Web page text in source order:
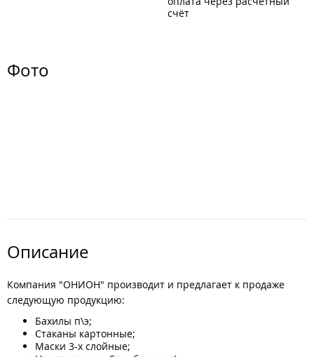
счёт
Фото
Описание
Компания "ОНИОН" производит и предлагает к продаже
следующую продукцию:
Бахилы п\э;
Стаканы картонные;
Маски 3-х слойные;